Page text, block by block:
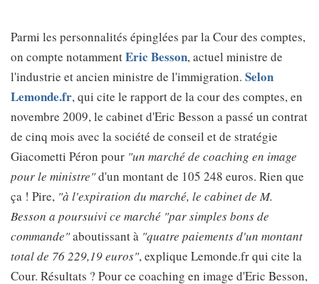
Parmi les personnalités épinglées par la Cour des comptes,
on compte notammentEric Besson, actuel ministre de
l'industrie et ancien ministre de l'immigration. Selon
Lemonde.fr, qui cite le rapport de la cour des comptes, en
novembre 2009, le cabinet d'Eric Besson a passé un contrat
de cinq mois avec la société de conseil et de stratégie
Giacometti Péron pour "un marché de coaching en image
pour le ministre"d'un montant de 105 248 euros. Rien que
ça ! Pire, "à l'expiration du marché, le cabinet de M.
Besson a poursuivi ce marché "par simples bons de
commande"aboutissant à "quatre paiements d'un montant
total de 76 229,19 euros", explique Lemonde.fr qui cite la
Cour. Résultats ? Pour ce coaching en image d'Eric Besson,